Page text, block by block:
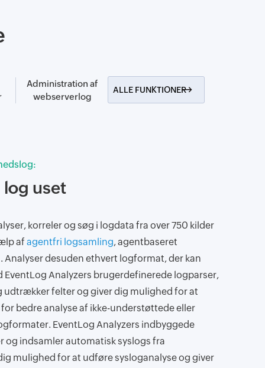
Administration af
webserverlog
ALLE FUNKTIONER
uset
korreler og søg i logdata fra over 750 kilder
af agentfri logsamling, agentbaseret
desuden ethvert logformat, der kan
EventLog Analyzers brugerdefinerede logparser,
felter og giver dig mulighed for at
bedre analyse af ikke-understøttede eller
EventLog Analyzers indbyggede
og indsamler automatisk syslogs fra
mulighed for at udføre sysloganalyse og giver